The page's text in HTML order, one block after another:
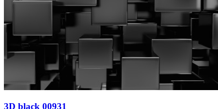
3D black 00931